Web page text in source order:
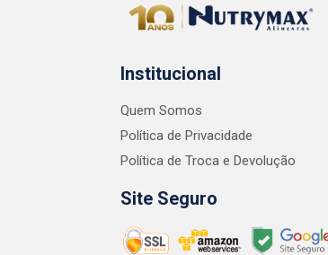
Institucional
Quem Somos
Política de Privacidade
Política de Troca e Devolução
Site Seguro